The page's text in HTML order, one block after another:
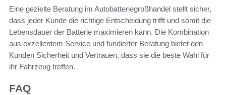
Eine gezielte Beratung im Autobatteriegroßhandel stellt sicher,
dass jeder Kunde die richtige Entscheidung trifft und somit die
Lebensdauer der Batterie maximieren kann. Die Kombination
aus exzellentem Service und fundierter Beratung bietet den
Kunden Sicherheit und Vertrauen, dass sie die beste Wahl für
ihr Fahrzeug treffen.
FAQ